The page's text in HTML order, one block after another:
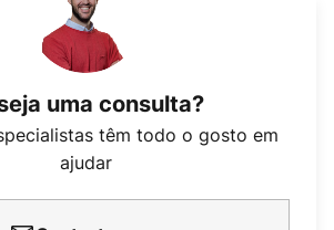
uma consulta?
têm todo o gosto em
ajudar